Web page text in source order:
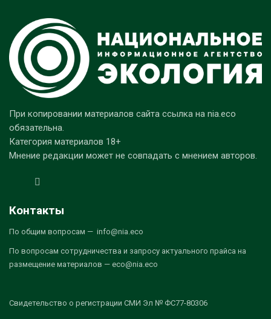
При копировании материалов сайта ссылка на nia.eco
обязательна.
Категория материалов 18+
Мнение редакции может не совпадать с мнением авторов.
Контакты
По общим вопросам — info@nia.eco
По вопросам сотрудничества и запросу актуального прайса на
размещение материалов — eco@nia.eco
Свидетельство о регистрации СМИ Эл № ФС77-80306